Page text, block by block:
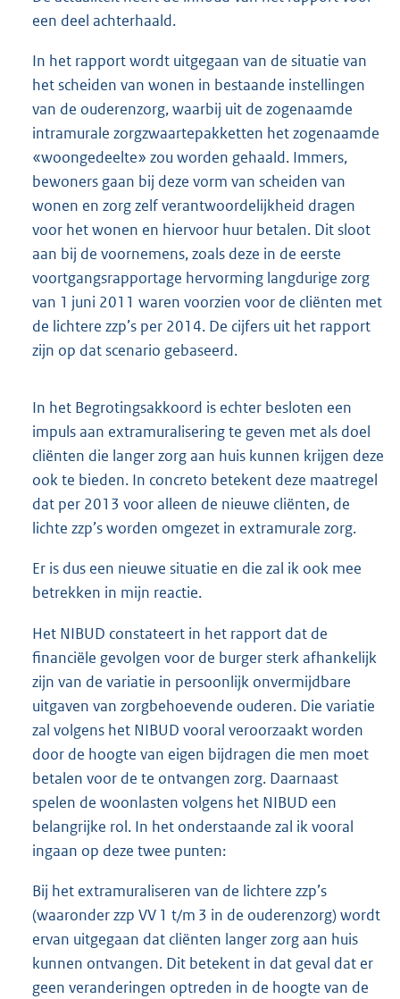
een deel achterhaald.
In het rapport wordt uitgegaan van de situatie van
het scheiden van wonen in bestaande instellingen
van de ouderenzorg, waarbij uit de zogenaamde
intramurale zorgzwaartepakketten het zogenaamde
«woongedeelte» zou worden gehaald. Immers,
bewoners gaan bij deze vorm van scheiden van
wonen en zorg zelf verantwoordelijkheid dragen
voor het wonen en hiervoor huur betalen. Dit sloot
aan bij de voornemens, zoals deze in de eerste
voortgangsrapportage hervorming langdurige zorg
van 1 juni 2011 waren voorzien voor de cliënten met
de lichtere zzp’s per 2014. De cijfers uit het rapport
zijn op dat scenario gebaseerd.
In het Begrotingsakkoord is echter besloten een
impuls aan extramuralisering te geven met als doel
cliënten die langer zorg aan huis kunnen krijgen deze
ook te bieden. In concreto betekent deze maatregel
dat per 2013 voor alleen de nieuwe cliënten, de
lichte zzp’s worden omgezet in extramurale zorg.
Er is dus een nieuwe situatie en die zal ik ook mee
betrekken in mijn reactie.
Het NIBUD constateert in het rapport dat de
financiële gevolgen voor de burger sterk afhankelijk
zijn van de variatie in persoonlijk onvermijdbare
uitgaven van zorgbehoevende ouderen. Die variatie
zal volgens het NIBUD vooral veroorzaakt worden
door de hoogte van eigen bijdragen die men moet
betalen voor de te ontvangen zorg. Daarnaast
spelen de woonlasten volgens het NIBUD een
belangrijke rol. In het onderstaande zal ik vooral
ingaan op deze twee punten:
Bij het extramuraliseren van de lichtere zzp’s
(waaronder zzp VV 1 t/m 3 in de ouderenzorg) wordt
ervan uitgegaan dat cliënten langer zorg aan huis
kunnen ontvangen. Dit betekent in dat geval dat er
geen veranderingen optreden in de hoogte van de